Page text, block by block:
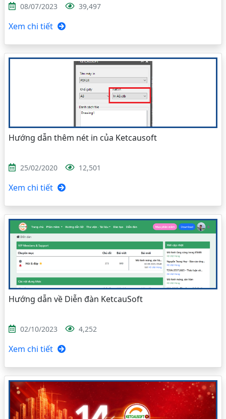
08/07/2023 39,497
Xem chi tiết
Hướng dẫn thêm nét in của Ketcausoft
25/02/2020 12,501
Xem chi tiết
Hướng dẫn về Diễn đàn KetcauSoft
02/10/2023 4,252
Xem chi tiết